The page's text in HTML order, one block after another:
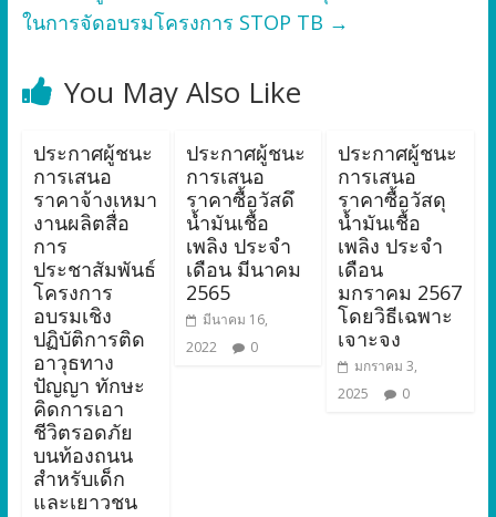
ในการจัดอบรมโครงการ STOP TB →
You May Also Like
ประกาศผู้ชนะ
การเสนอ
ราคาจ้างเหมา
งานผลิตสื่อ
การ
ประชาสัมพันธ์
โครงการ
อบรมเชิง
ปฏิบัติการติด
อาวุธทาง
ปัญญา ทักษะ
คิดการเอา
ชีวิตรอดภัย
บนท้องถนน
สำหรับเด็ก
และเยาวชน
ประกาศผู้ชนะ
การเสนอ
ราคาซื้อวัสดึ
น้ำมันเชื้อ
เพลิง ประจำ
เดือน มีนาคม
2565
มีนาคม 16,
2022
0
ประกาศผู้ชนะ
การเสนอ
ราคาซื้อวัสดุ
น้ำมันเชื้อ
เพลิง ประจำ
เดือน
มกราคม 2567
โดยวิธีเฉพาะ
เจาะจง
มกราคม 3,
2025
0